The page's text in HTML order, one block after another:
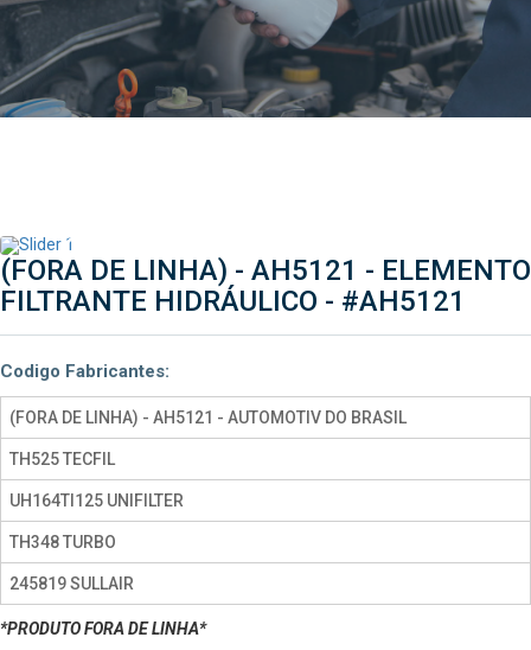
(FORA DE LINHA) - AH5121 - ELEMENTO
FILTRANTE HIDRÁULICO - #AH5121
Codigo Fabricantes:
(FORA DE LINHA) - AH5121 - AUTOMOTIV DO BRASIL
TH525 TECFIL
UH164TI125 UNIFILTER
TH348 TURBO
245819 SULLAIR
*PRODUTO FORA DE LINHA*